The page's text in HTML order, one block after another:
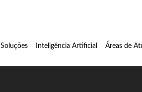
Soluções Inteligência Artificial Áreas de